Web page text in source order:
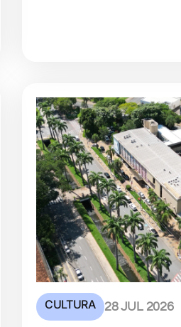
CULTURA 28 JUL 2026